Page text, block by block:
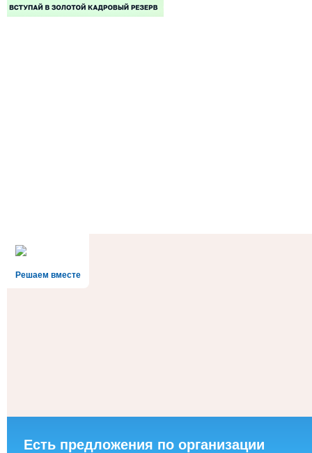
Решаем вместе
Есть предложения по организации